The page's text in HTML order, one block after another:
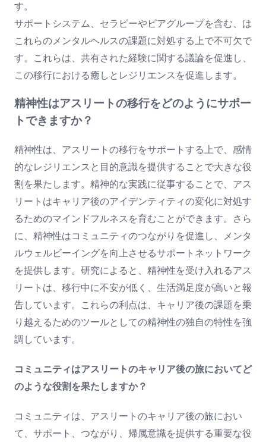
す。
サポートシステム、セラピーやピアグループを含む、は
これらのメンタルヘルスの課題に対処する上で不可欠で
す。これらは、共有された経験に関する議論を促進し、
この移行における癒しとレジリエンスを促進します。
精神性はアスリートの移行をどのようにサポー
トできますか？
精神性は、アスリートの移行をサポートする上で、感情
的なレジリエンスと目的意識を提供することで大きな役
割を果たします。精神的な実践に従事することで、アス
リートはキャリア後のアイデンティティの変化に対処す
るためのマインドフルネスを育むことができます。さら
に、精神性はコミュニティのつながりを促進し、メンタ
ルウェルビーイングを向上させるサポートネットワーク
を提供します。研究によると、精神性を受け入れるアス
リートは、移行中に不安が低く、生活満足度が高いと報
告しています。これらの利点は、キャリア後の課題を乗
り越えるためのツールとしての精神性の独自の特性を強
調しています。
コミュニティはアスリートのキャリア後の旅においてど
のような役割を果たしますか？
コミュニティは、アスリートのキャリア後の旅におい
て、サポート、つながり、帰属意識を提供する重要な役